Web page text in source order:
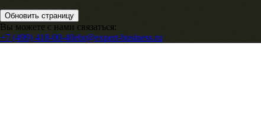
Обновить страницу
Вы можете с нами связаться:
+7 (499) 418-00-40ebr@expert-business.ru